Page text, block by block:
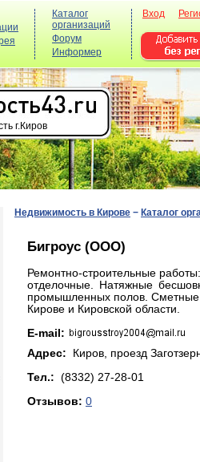
Каталог
организаций
Форум
Информер
Вход
г.Киров
Недвижимость в Кирове − Каталог
Бигроус (ООО)
Ремонтно-строительные
отделочные. Натяжные
промышленных полов. Сметные
Кирове и Кировской области.
E-mail:
Адрес: Киров, пpoeзд
Тел.: (8332) 27-28-01
Отзывов: 0